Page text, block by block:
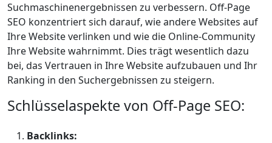
Suchmaschinenergebnissen zu verbessern. Off-Page
SEO konzentriert sich darauf, wie andere Websites auf
Ihre Website verlinken und wie die Online-Community
Ihre Website wahrnimmt. Dies trägt wesentlich dazu
bei, das Vertrauen in Ihre Website aufzubauen und Ihr
Ranking in den Suchergebnissen zu steigern.
Schlüsselaspekte von Off-Page SEO:
Backlinks: